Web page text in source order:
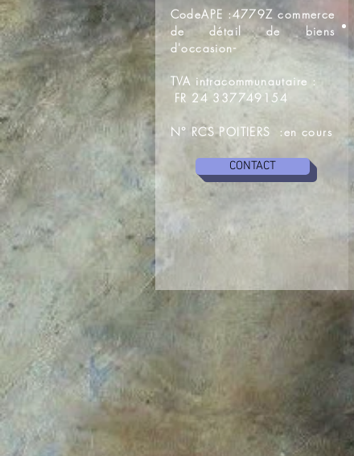
CodeAPE :4779Z commerce
de détail de biens
d'occasion-
TVA intracommunautaire :
FR 24 337749154
N° RCS POITIERS :en cours
CONTACT